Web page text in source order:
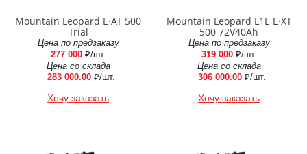
Mountain Leopard E·AT 500
Trial
Цена по предзаказу
277 000 ₽/шт.
Цена со склада
283 000.00 ₽/шт.
Хочу заказать
Mountain Leopard L1E E·XT
500 72V40Ah
Цена по предзаказу
319 000 ₽/шт.
Цена со склада
306 000.00 ₽/шт.
Хочу заказать